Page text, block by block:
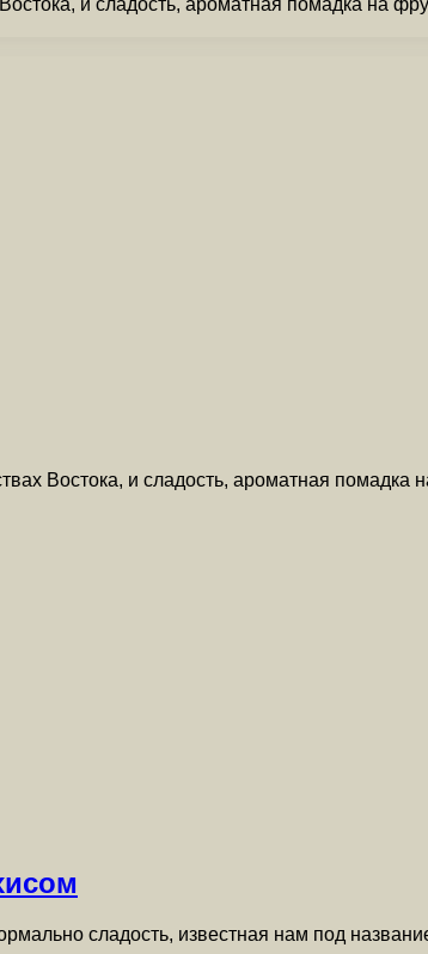
Востока, и сладость, ароматная
сладость, известная нам под